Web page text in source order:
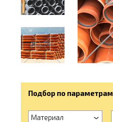
Подбор по параметрам
Материал